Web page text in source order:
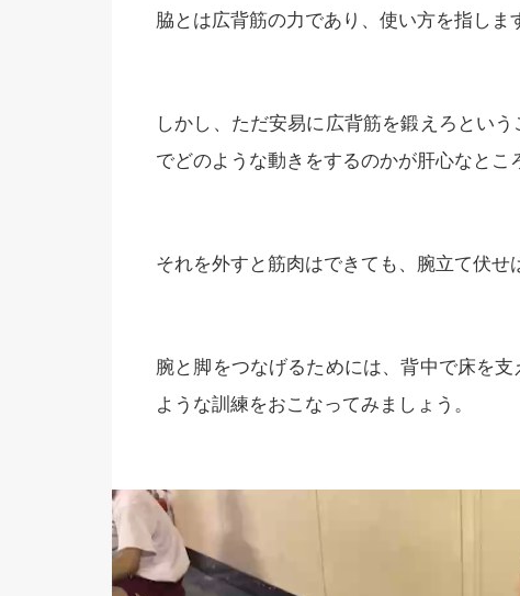
脇とは広背筋の力であり、使い方を指しま
しかし、ただ安易に広背筋を鍛えろとい
でどのような動きをするのかが肝心なとこ
それを外すと筋肉はできても、腕立て伏せ
腕と脚をつなげるためには、背中で床を
ような訓練をおこなってみましょう。